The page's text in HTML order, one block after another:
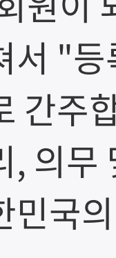
서 "
간주
, 의무
민국